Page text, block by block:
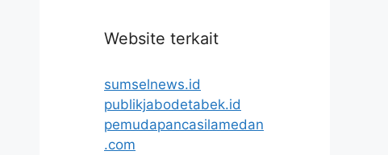
Website terkait
sumselnews.id
publikjabodetabek.id
pemudapancasilamedan
.com